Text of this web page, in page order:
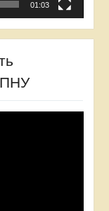
01:03
ПНУ